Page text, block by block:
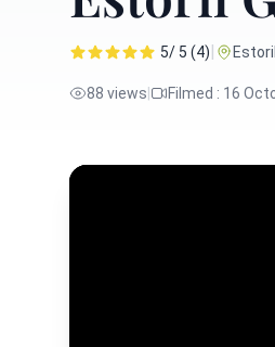
5/ 5 (4)|
88 views Filmed : 16